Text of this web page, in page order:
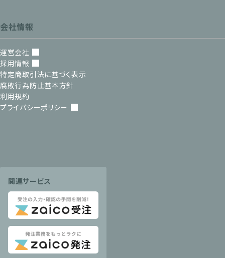
会社情報
運営会社
採用情報
特定商取引法に基づく表示
腐敗行為防止基本方針
利用規約
プライバシーポリシー
関連サービス